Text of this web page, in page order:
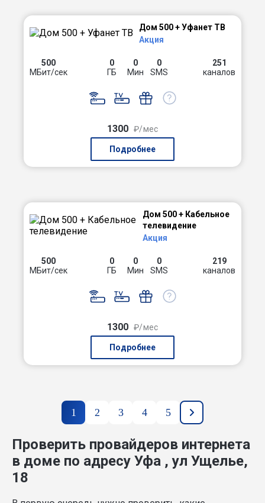
Дом 500 + Уфанет ТВ
Акция
500
МБит/сек
0
ГБ
0
Мин
0
SMS
251
каналов
1300 ₽/мес
Подробнее
Дом 500 + Кабельное
телевидение
Акция
500
МБит/сек
0
ГБ
0
Мин
0
SMS
219
каналов
1300 ₽/мес
Подробнее
1 2 3 4 5
Проверить провайдеров интернета
в доме по адресу Уфа , ул Ущелье,
18